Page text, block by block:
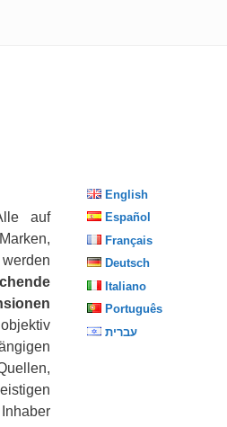
auf
English
Español
Français
Deutsch
Italiano
Português
עברית